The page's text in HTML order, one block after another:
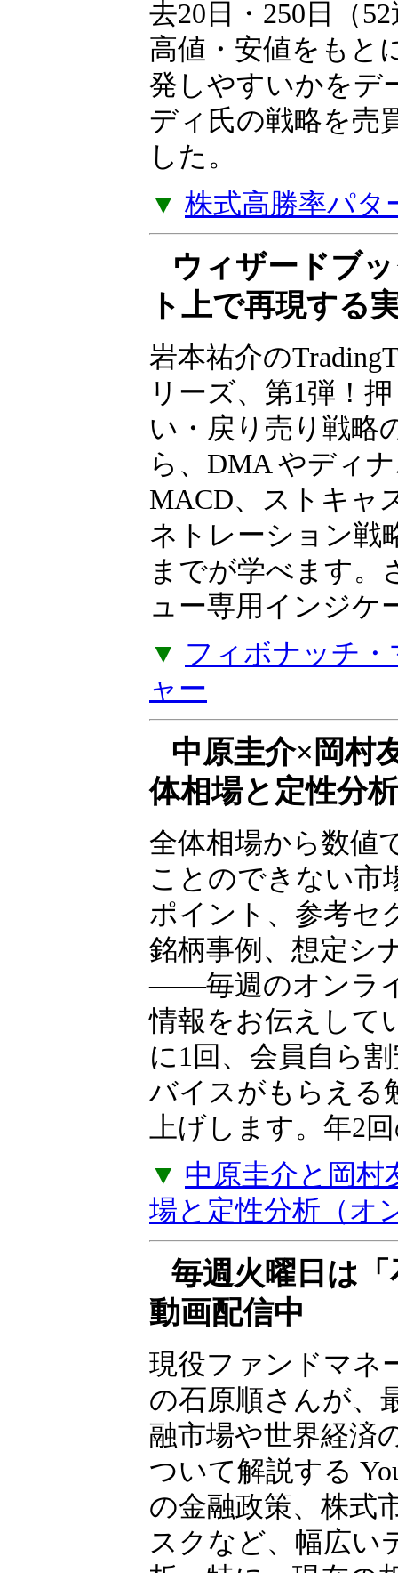
リーズ、第2弾！
き過ぎた下落の反
ーサル（逆張り）
去20日・250日（
高値・安値をもと
発しやすいかをデ
ディ氏の戦略を売
した。
▼ 株式高勝率パタ
ウィザードブ
ト上で再現する
岩本祐介の
リーズ、第1弾！
い・戻り売り戦略
ら、DMA やディ
MACD、ストキャ
ネトレーション戦
までが学べます。
ュー専用インジケ
▼ フィボナッチ
ャー
中原圭介×岡
体相場と定性分
全体相場から数値
ことのできない市
ポイント、参考セ
銘柄事例、想定シ
――毎週のオンラ
情報をお伝えして
に1回、会員自ら
バイスがもらえる
上げします。年2
▼ 中原圭介と岡村
場と定性分析（オ
毎週火曜日は
動画配信中
現役ファンドマネ
の石原順さんが、
融市場や世界経済